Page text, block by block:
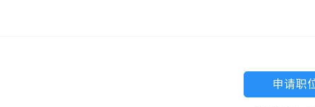
申请职